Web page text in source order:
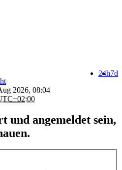
7d
24h
2026, 08:04
und angemeldet sein,